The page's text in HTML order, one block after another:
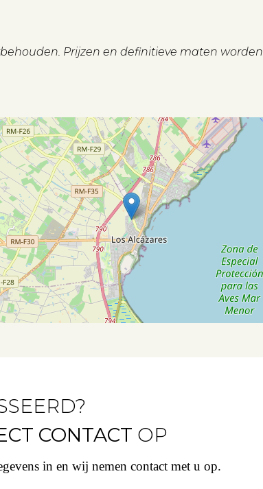
Prijzen en definitieve maten
CONTACT OP
in en wij nemen contact met u op.